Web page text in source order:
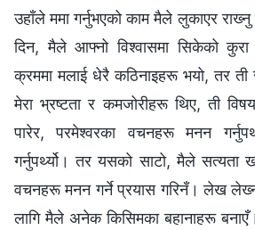
उहाँले ममा गर्नुभएको काम मैले लुकाएर राख्‍नु
दिन, मैले आफ्‍नो विश्‍वासमा सिकेको
क्रममा मलाई धेरै कठिनाइहरू भयो, तर
मेरा भ्रष्टता र कमजोरीहरू थिए, ती
पारेर, परमेश्‍वरका वचनहरू मनन
गर्नुपर्थ्यो। तर यसको साटो, मैले सत्यता
वचनहरू मनन गर्ने प्रयास गरिनँ। लेख लेख्‍न
लागि मैले अनेक किसिमका बहानाहरू